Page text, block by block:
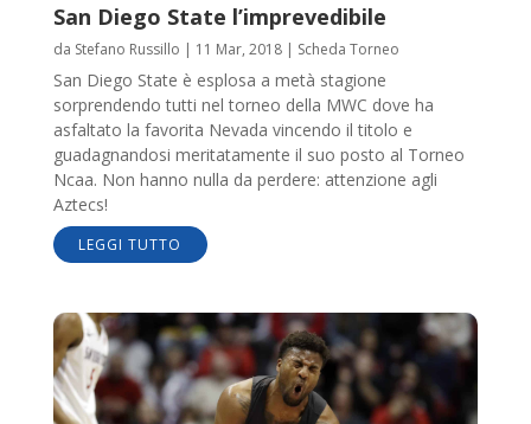
San Diego State l’imprevedibile
da Stefano Russillo | 11 Mar, 2018| Scheda Torneo
San Diego State è esplosa a metà stagione
sorprendendo tutti nel torneo della MWC dove ha
asfaltato la favorita Nevada vincendo il titolo e
guadagnandosi meritatamente il suo posto al Torneo
Ncaa. Non hanno nulla da perdere: attenzione agli
Aztecs!
LEGGI TUTTO